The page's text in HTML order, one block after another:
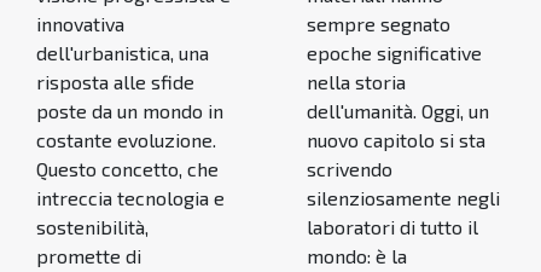
innovativa
dell'urbanistica, una
risposta alle sfide
poste da un mondo in
costante evoluzione.
Questo concetto, che
intreccia tecnologia e
sostenibilità,
promette di
sempre segnato
epoche significative
nella storia
dell'umanità. Oggi, un
nuovo capitolo si sta
scrivendo
silenziosamente negli
laboratori di tutto il
mondo: è la